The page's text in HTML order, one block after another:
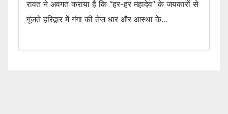
रावत ने अवगत कराया है कि “हर-हर महादेव” के जयकारों से
गूंजते हरिद्वार में गंगा की तेज धार और आस्था के…